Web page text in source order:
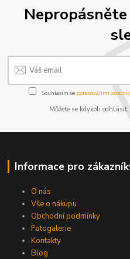
Souhlasím se zpracováním
Můžete se kdykoli
Informace pro
O nás
Vše o nákupu
Obchodní podmínky
Fotogalerie
Kontakty
Blog